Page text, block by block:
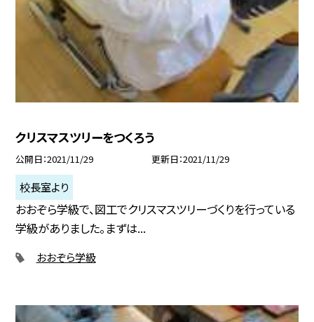
クリスマスツリーをつくろう
公開日 2021/11/29 更新日 2021/11/29
校長室より
おおぞら学級で、図工でクリスマスツリーづくりを行っている
学級がありました。まずは...
おおぞら学級